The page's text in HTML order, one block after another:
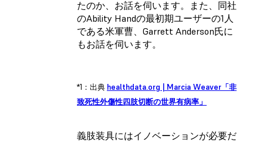
たのか、お話を伺います。また、同社
のAbility Handの最初期ユーザーの1人
である米軍曹、Garrett Anderson氏に
もお話を伺います。
*1：出典 healthdata.org | Marcia Weaver「非
致死性外傷性四肢切断の世界有病率」
義肢装具にはイノベーションが必要だ